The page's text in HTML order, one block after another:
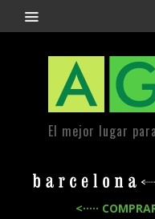
El mejor lugar
<·····